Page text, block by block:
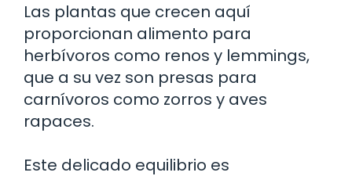
Las plantas que crecen aquí
proporcionan alimento para
herbívoros como renos y lemmings,
que a su vez son presas para
carnívoros como zorros y aves
rapaces.
Este delicado equilibrio es